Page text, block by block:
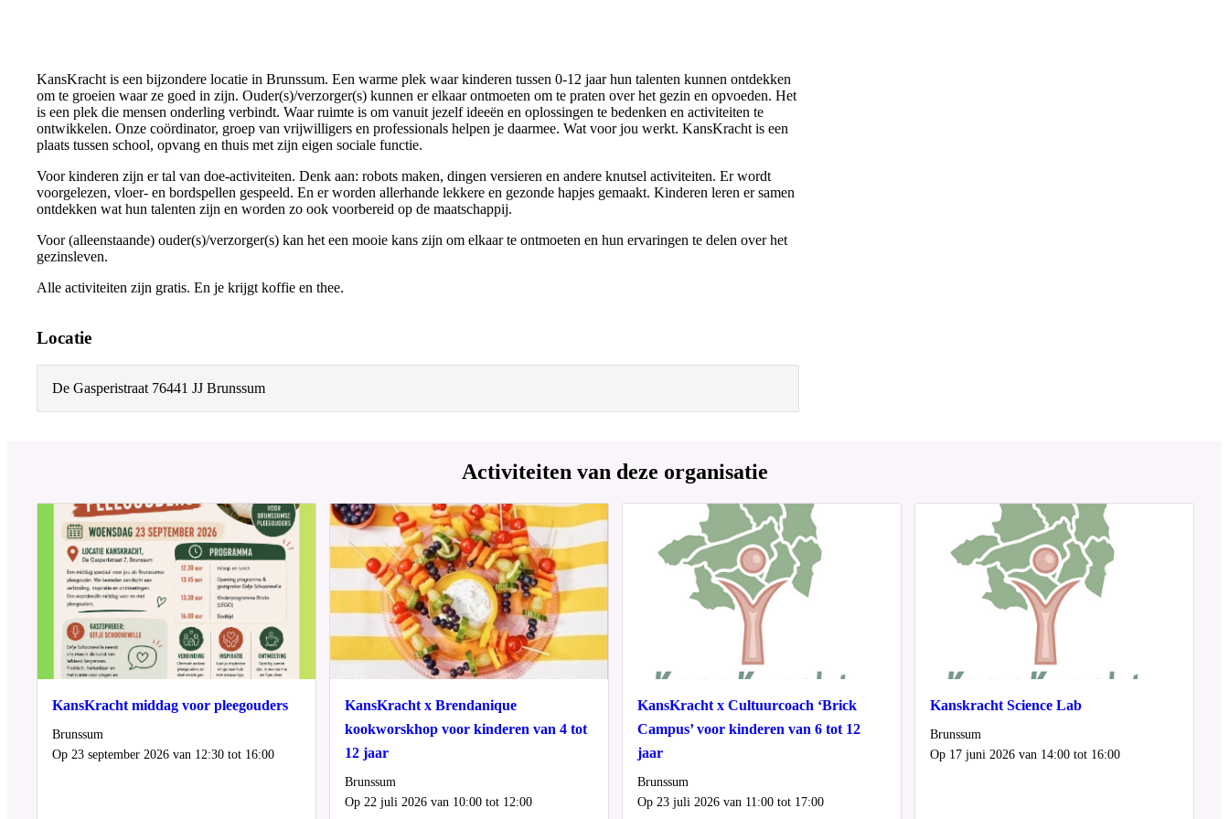
KansKracht is een bijzondere locatie in Brunssum. Een warme plek waar kinderen tussen 0-12 jaar hun talenten kunnen ontdekken
om te groeien waar ze goed in zijn. Ouder(s)/verzorger(s) kunnen er elkaar ontmoeten om te praten over het gezin en opvoeden. Het
is een plek die mensen onderling verbindt. Waar ruimte is om vanuit jezelf ideeën en oplossingen te bedenken en activiteiten te
ontwikkelen. Onze coördinator, groep van vrijwilligers en professionals helpen je daarmee. Wat voor jou werkt. KansKracht is een
plaats tussen school, opvang en thuis met zijn eigen sociale functie.
Voor kinderen zijn er tal van doe-activiteiten. Denk aan: robots maken, dingen versieren en andere knutsel activiteiten. Er wordt
voorgelezen, vloer- en bordspellen gespeeld. En er worden allerhande lekkere en gezonde hapjes gemaakt. Kinderen leren er samen
ontdekken wat hun talenten zijn en worden zo ook voorbereid op de maatschappij.
Voor (alleenstaande) ouder(s)/verzorger(s) kan het een mooie kans zijn om elkaar te ontmoeten en hun ervaringen te delen over het
gezinsleven.
Alle activiteiten zijn gratis. En je krijgt koffie en thee.
Locatie
De Gasperistraat 76441 JJ Brunssum
Activiteiten van deze organisatie
KansKracht middag voor pleegouders
Locatie
Brunssum
Wanneer
Op 23 september 2026 van 12:30 tot 16:00
KansKracht x Brendanique
kookworskhop voor kinderen van 4 tot
12 jaar
Locatie
Brunssum
Wanneer
Op 22 juli 2026 van 10:00 tot 12:00
KansKracht x Cultuurcoach ‘Brick
Campus’ voor kinderen van 6 tot 12
jaar
Locatie
Brunssum
Wanneer
Op 23 juli 2026 van 11:00 tot 17:00
Kanskracht Science Lab
Locatie
Brunssum
Wanneer
Op 17 juni 2026 van 14:00 tot 16:00